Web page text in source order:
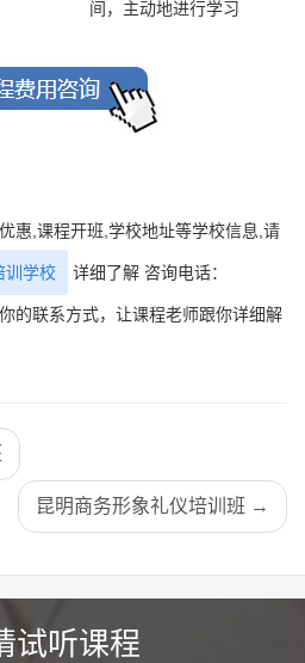
间，主动地进行学习
惠,课程开班,学校地址等学校信息,请
训学校 详细了解 咨询电话：
的联系方式，让课程老师跟你详细解
昆明商务形象礼仪培训班 →
试听课程